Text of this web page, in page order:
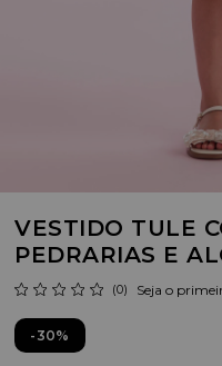
VESTIDO TULE
PEDRARIAS E
(0) Seja o
30%